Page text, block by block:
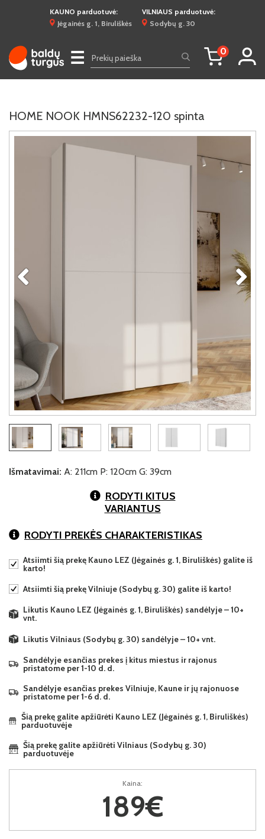
KAUNO parduotuvė:
Jėgainės g. 1, Biruliškės
VILNIAUS parduotuvė:
Sodybų g. 30
☰ 0
HOME NOOK HMNS62232-120 spinta
Išmatavimai: A: 211cm P: 120cm G: 39cm
RODYTI KITUS
VARIANTUS
RODYTI PREKĖS CHARAKTERISTIKAS
Atsiimti šią prekę Kauno LEZ (Jėgainės g. 1, Biruliškės) galite iš
karto!
Atsiimti šią prekę Vilniuje (Sodybų g. 30) galite iš karto!
Likutis Kauno LEZ (Jėgainės g. 1, Biruliškės) sandėlyje – 10+
vnt.
Likutis Vilniaus (Sodybų g. 30) sandėlyje – 10+ vnt.
Sandėlyje esančias prekes į kitus miestus ir rajonus
pristatome per 1-10 d. d.
Sandėlyje esančias prekes Vilniuje, Kaune ir jų rajonuose
pristatome per 1-6 d. d.
Šią prekę galite apžiūrėti Kauno LEZ (Jėgainės g. 1, Biruliškės)
parduotuvėje
Šią prekę galite apžiūrėti Vilniaus (Sodybų g. 30)
parduotuvėje
Kaina:
189€